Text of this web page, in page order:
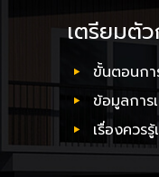
เตรียมตั
ขั้นตอนกา
ข้อมูลการ
เรื่องควร